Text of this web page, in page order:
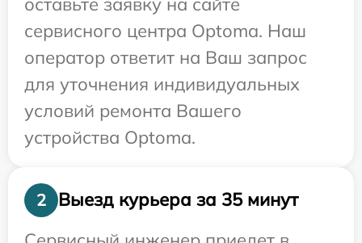
сервисного центра Optoma. Наш
оператор ответит на Ваш запрос
для уточнения индивидуальных
условий ремонта Вашего
устройства Optoma.
2
Выезд курьера за 35 минут